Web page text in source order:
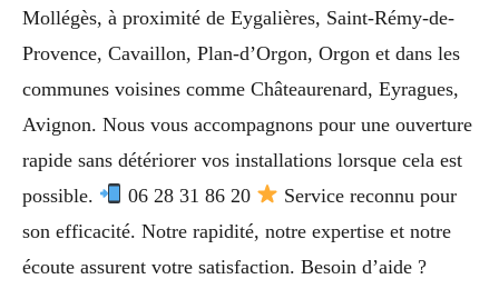
Mollégès, à proximité de Eygalières, Saint-Rémy-de-
Provence, Cavaillon, Plan-d’Orgon, Orgon et dans les
communes voisines comme Châteaurenard, Eyragues,
Avignon. Nous vous accompagnons pour une ouverture
rapide sans détériorer vos installations lorsque cela est
possible.
06 28 31 86 20
Service reconnu pour
son efficacité. Notre rapidité, notre expertise et notre
écoute assurent votre satisfaction. Besoin d’aide ?